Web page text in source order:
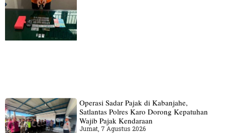
Operasi Sadar Pajak di Kabanjahe,
Satlantas Polres Karo Dorong Kepatuhan
Wajib Pajak Kendaraan
Jumat, 7 Agustus 2026